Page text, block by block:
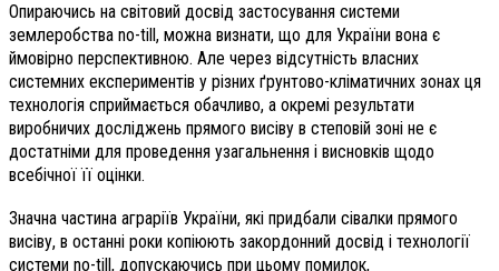
Опираючись на світовий досвід застосування системи
землеробства no-till, можна визнати, що для України вона є
ймовірно перспективною. Але через відсутність власних
системних експериментів у різних ґрунтово-кліматичних зонах ця
технологія сприймається обачливо, а окремі результати
виробничих досліджень прямого висіву в степовій зоні не є
достатніми для проведення узагальнення і висновків щодо
всебічної її оцінки.
Значна частина аграріїв України, які придбали сівалки прямого
висіву, в останні роки копіюють закордонний досвід і технології
системи no-till, допускаючись при цьому помилок,